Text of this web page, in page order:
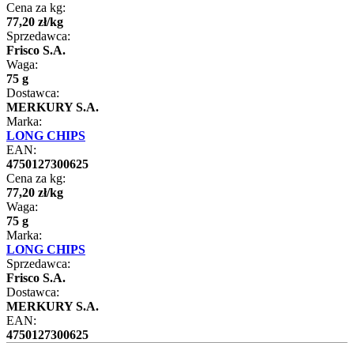
Cena za kg:
77,20 zł/kg
Sprzedawca:
Frisco S.A.
Waga:
75 g
Dostawca:
MERKURY S.A.
Marka:
LONG CHIPS
EAN:
4750127300625
Cena za kg:
77,20 zł/kg
Waga:
75 g
Marka:
LONG CHIPS
Sprzedawca:
Frisco S.A.
Dostawca:
MERKURY S.A.
EAN:
4750127300625